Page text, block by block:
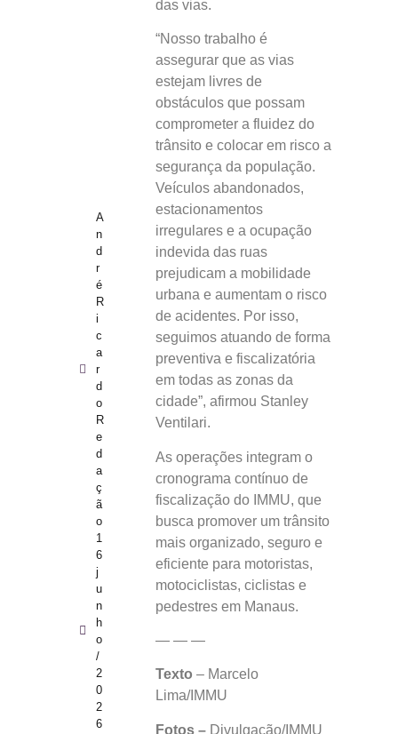
A
n
d
r
é
R
i
c
a
r
d
o
R
e
d
a
ç
ã
o
1
6
j
u
n
h
o
/
2
0
2
6
das vias.
“Nosso trabalho é
assegurar que as vias
estejam livres de
obstáculos que possam
comprometer a fluidez do
trânsito e colocar em risco a
segurança da população.
Veículos abandonados,
estacionamentos
irregulares e a ocupação
indevida das ruas
prejudicam a mobilidade
urbana e aumentam o risco
de acidentes. Por isso,
seguimos atuando de forma
preventiva e fiscalizatória
em todas as zonas da
cidade”, afirmou Stanley
Ventilari.
As operações integram o
cronograma contínuo de
fiscalização do IMMU, que
busca promover um trânsito
mais organizado, seguro e
eficiente para motoristas,
motociclistas, ciclistas e
pedestres em Manaus.
— — —
Texto – Marcelo
Lima/IMMU
Fotos –Divulgação/IMMU